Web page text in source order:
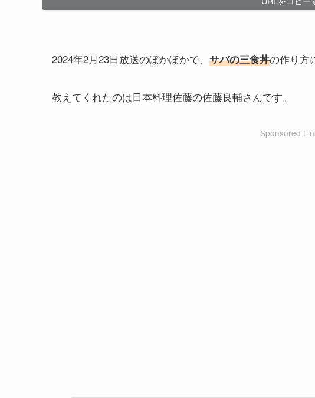
2024年2月23日放送のぽかぽかで、 サバの三食丼の作り方
教えてくれたのは日本料理佐藤の佐藤良輔さんです。
Sponsored